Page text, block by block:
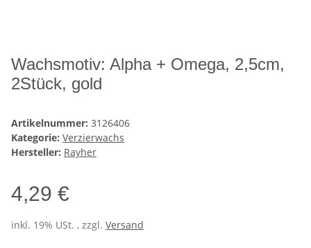
Wachsmotiv: Alpha + Omega, 2,5cm,
2Stück, gold
Artikelnummer: 3126406
Kategorie: Verzierwachs
Hersteller: Rayher
4,29 €
inkl. 19% USt. , zzgl. Versand